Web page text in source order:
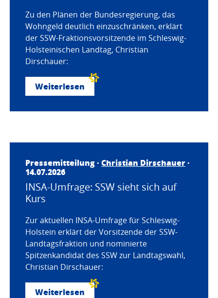
Zu den Plänen der Bundesregierung, das
Wohngeld deutlich einzuschränken, erklärt
der SSW-Fraktionsvorsitzende im Schleswig-
Holsteinischen Landtag, Christian
Dirschauer:
Weiterlesen
Pressemitteilung · Christian Dirschauer·
14.07.2026
INSA-Umfrage: SSW sieht sich auf
Kurs
Zur aktuellen INSA-Umfrage für Schleswig-
Holstein erklärt der Vorsitzende der SSW-
Landtagsfraktion und nominierte
Spitzenkandidat des SSW zur Landtagswahl,
Christian Dirschauer:
Weiterlesen